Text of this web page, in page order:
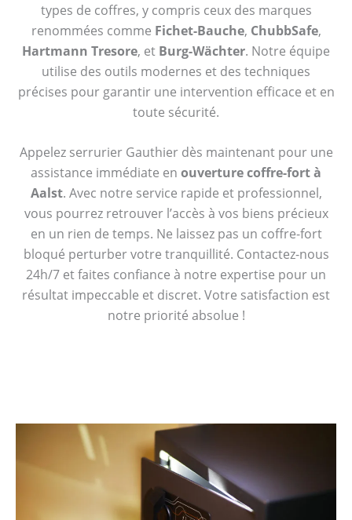
types de coffres, y compris ceux des marques
renommées comme Fichet-Bauche, ChubbSafe,
Hartmann Tresore, et Burg-Wächter. Notre équipe
utilise des outils modernes et des techniques
précises pour garantir une intervention efficace et en
toute sécurité.
Appelez serrurier Gauthier dès maintenant pour une
assistance immédiate en ouverture coffre-fort à
Aalst. Avec notre service rapide et professionnel,
vous pourrez retrouver l’accès à vos biens précieux
en un rien de temps. Ne laissez pas un coffre-fort
bloqué perturber votre tranquillité. Contactez-nous
24h/7 et faites confiance à notre expertise pour un
résultat impeccable et discret. Votre satisfaction est
notre priorité absolue !